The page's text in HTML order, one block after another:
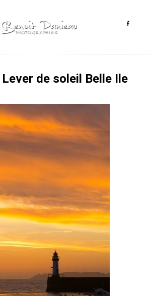
de soleil Belle Ile